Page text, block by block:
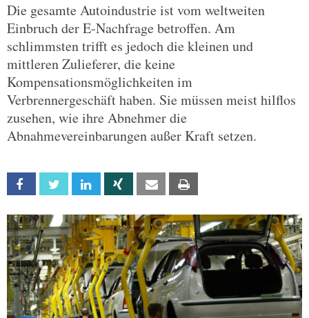
Die gesamte Autoindustrie ist vom weltweiten
Einbruch der E-Nachfrage betroffen. Am
schlimmsten trifft es jedoch die kleinen und
mittleren Zulieferer, die keine
Kompensationsmöglichkeiten im
Verbrennergeschäft haben. Sie müssen meist hilflos
zusehen, wie ihre Abnehmer die
Abnahmevereinbarungen außer Kraft setzen.
Facebook Twitter Linkedin Xing Email